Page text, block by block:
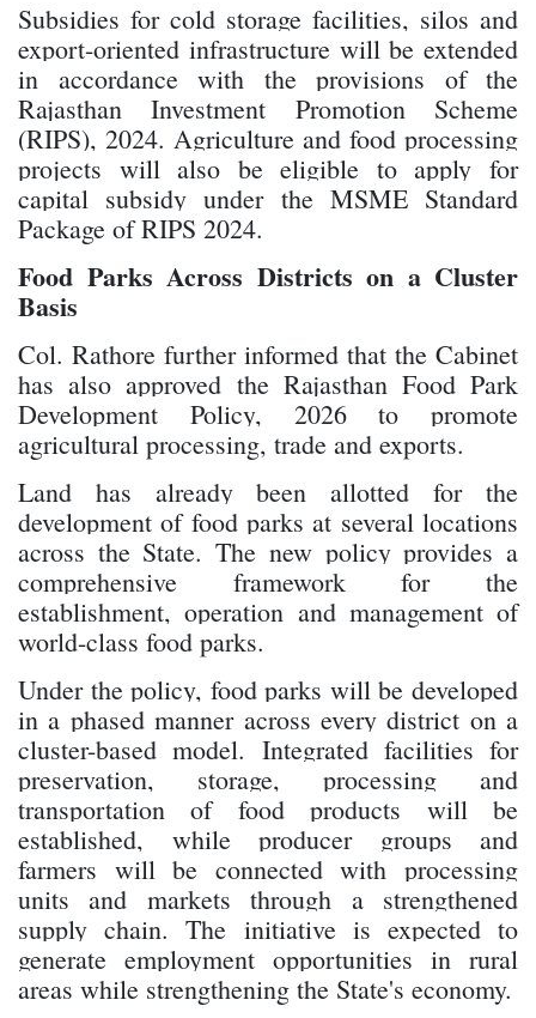
Subsidies for cold storage facilities, silos and
export-oriented infrastructure will be extended
in accordance with the provisions of the
Rajasthan Investment Promotion Scheme
(RIPS), 2024. Agriculture and food processing
projects will also be eligible to apply for
capital subsidy under the MSME Standard
Package of RIPS 2024.
Food Parks Across Districts on a Cluster
Basis
Col. Rathore further informed that the Cabinet
has also approved the Rajasthan Food Park
Development Policy, 2026 to promote
agricultural processing, trade and exports.
Land has already been allotted for the
development of food parks at several locations
across the State. The new policy provides a
comprehensive framework for the
establishment, operation and management of
world-class food parks.
Under the policy, food parks will be developed
in a phased manner across every district on a
cluster-based model. Integrated facilities for
preservation, storage, processing and
transportation of food products will be
established, while producer groups and
farmers will be connected with processing
units and markets through a strengthened
supply chain. The initiative is expected to
generate employment opportunities in rural
areas while strengthening the State's economy.